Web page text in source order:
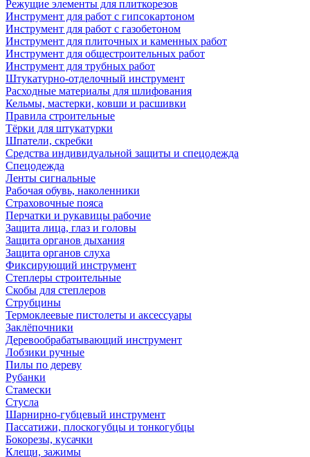
Режущие элементы для плиткорезов
Инструмент для работ с гипсокартоном
Инструмент для работ с газобетоном
Инструмент для плиточных и каменных работ
Инструмент для общестроительных работ
Инструмент для трубных работ
Штукатурно-отделочный инструмент
Расходные материалы для шлифования
Кельмы, мастерки, ковши и расшивки
Правила строительные
Тёрки для штукатурки
Шпатели, скребки
Средства индивидуальной защиты и спецодежда
Спецодежда
Ленты сигнальные
Рабочая обувь, наколенники
Страховочные пояса
Перчатки и рукавицы рабочие
Защита лица, глаз и головы
Защита органов дыхания
Защита органов слуха
Фиксирующий инструмент
Степлеры строительные
Скобы для степлеров
Струбцины
Термоклеевые пистолеты и аксессуары
Заклёпочники
Деревообрабатывающий инструмент
Лобзики ручные
Пилы по дереву
Рубанки
Стамески
Стусла
Шарнирно-губцевый инструмент
Пассатижи, плоскогубцы и тонкогубцы
Бокорезы, кусачки
Клещи, зажимы